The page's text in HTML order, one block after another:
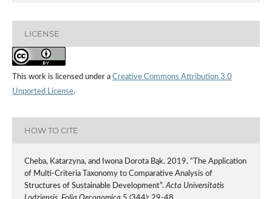
LICENSE
This work is licensed under a Creative Commons Attribution 3.0
Unported License.
HOW TO CITE
Cheba, Katarzyna, and Iwona Dorota Bąk. 2019. “The Application
of Multi‑Criteria Taxonomy to Comparative Analysis of
Structures of Sustainable Development”.Acta Universitatis